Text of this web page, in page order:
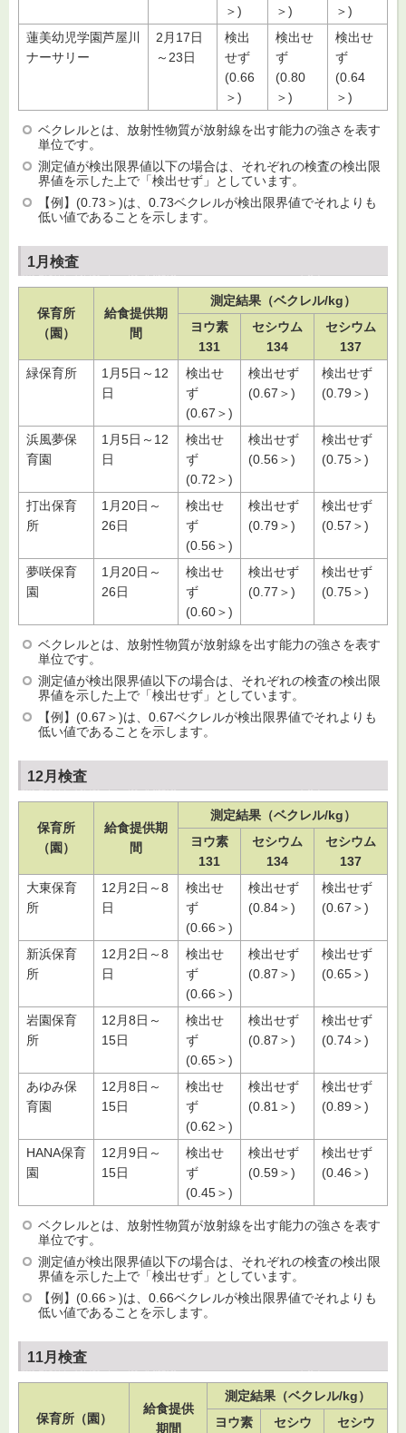
＞)
＞)
＞)
蓮美幼児学園芦屋川
ナーサリー
2月17日
～23日
検出
せず
(0.66
＞)
検出せ
ず
(0.80
＞)
検出せ
ず
(0.64
＞)
ベクレルとは、放射性物質が放射線を出す能力の強さを表す
単位です。
測定値が検出限界値以下の場合は、それぞれの検査の検出限
界値を示した上で「検出せず」としています。
【例】(0.73＞)は、0.73ベクレルが検出限界値でそれよりも
低い値であることを示します。
1月検査
保育所
（園）
給食提供期
間
測定結果（ベクレル/kg）
ヨウ素
131
セシウム
134
セシウム
137
緑保育所
1月5日～12
日
検出せ
ず
(0.67＞)
検出せず
(0.67＞)
検出せず
(0.79＞)
浜風夢保
育園
1月5日～12
日
検出せ
ず
(0.72＞)
検出せず
(0.56＞)
検出せず
(0.75＞)
打出保育
所
1月20日～
26日
検出せ
ず
(0.56＞)
検出せず
(0.79＞)
検出せず
(0.57＞)
夢咲保育
園
1月20日～
26日
検出せ
ず
(0.60＞)
検出せず
(0.77＞)
検出せず
(0.75＞)
ベクレルとは、放射性物質が放射線を出す能力の強さを表す
単位です。
測定値が検出限界値以下の場合は、それぞれの検査の検出限
界値を示した上で「検出せず」としています。
【例】(0.67＞)は、0.67ベクレルが検出限界値でそれよりも
低い値であることを示します。
12月検査
保育所
（園）
給食提供期
間
測定結果（ベクレル/kg）
ヨウ素
131
セシウム
134
セシウム
137
大東保育
所
12月2日～8
日
検出せ
ず
(0.66＞)
検出せず
(0.84＞)
検出せず
(0.67＞)
新浜保育
所
12月2日～8
日
検出せ
ず
(0.66＞)
検出せず
(0.87＞)
検出せず
(0.65＞)
岩園保育
所
12月8日～
15日
検出せ
ず
(0.65＞)
検出せず
(0.87＞)
検出せず
(0.74＞)
あゆみ保
育園
12月8日～
15日
検出せ
ず
(0.62＞)
検出せず
(0.81＞)
検出せず
(0.89＞)
HANA保育
園
12月9日～
15日
検出せ
ず
(0.45＞)
検出せず
(0.59＞)
検出せず
(0.46＞)
ベクレルとは、放射性物質が放射線を出す能力の強さを表す
単位です。
測定値が検出限界値以下の場合は、それぞれの検査の検出限
界値を示した上で「検出せず」としています。
【例】(0.66＞)は、0.66ベクレルが検出限界値でそれよりも
低い値であることを示します。
11月検査
保育所（園）
給食提供
期間
測定結果（ベクレル/kg）
ヨウ素
セシウ セシウ